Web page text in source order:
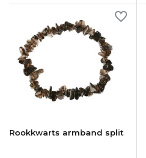
Rookkwarts armband split